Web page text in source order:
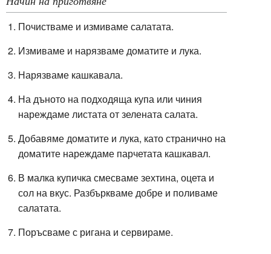
Почистваме и измиваме салатата.
Измиваме и нарязваме доматите и лука.
Нарязваме кашкавала.
На дъното на подходяща купа или чиния
нареждаме листата от зелената салата.
Добавяме доматите и лука, като странично на
доматите нареждаме парчетата кашкавал.
В малка купичка смесваме зехтина, оцета и
сол на вкус. Разбъркваме добре и поливаме
салатата.
Поръсваме с ригана и сервираме.